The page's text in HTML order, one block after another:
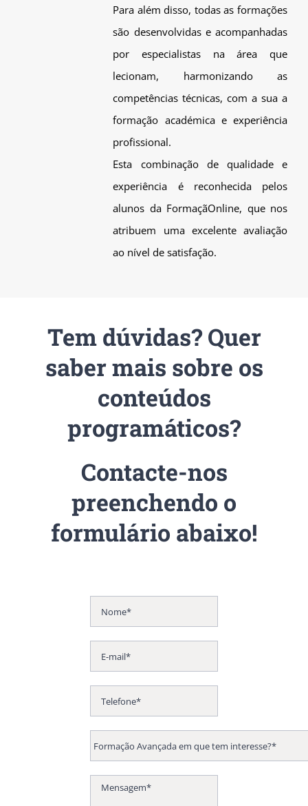
Para além disso, todas as formações
são desenvolvidas e acompanhadas
por especialistas na área que
lecionam, harmonizando as
competências técnicas, com a sua a
formação académica e experiência
profissional.
Esta combinação de qualidade e
experiência é reconhecida pelos
alunos da FormaçãOnline, que nos
atribuem uma excelente avaliação
ao nível de satisfação.
Tem dúvidas? Quer
saber mais sobre os
conteúdos
programáticos?
Contacte-nos
preenchendo o
formulário abaixo!